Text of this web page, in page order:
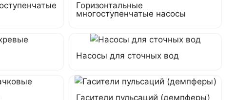
Горизонтальные
многоступенчатые насосы
Насосы для сточных вод
Гасители пульсаций (демпферы)